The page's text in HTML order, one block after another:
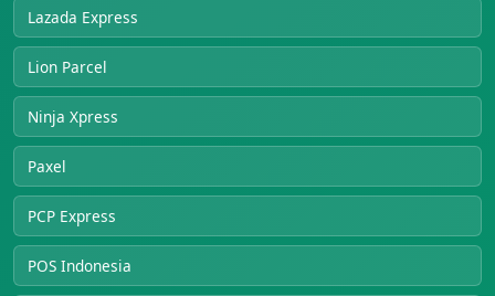
Lazada Express
Lion Parcel
Ninja Xpress
Paxel
PCP Express
POS Indonesia